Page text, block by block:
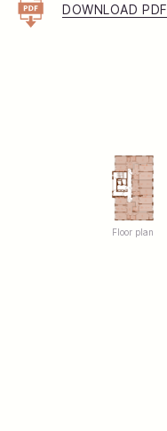
Floor plan
DOWNLOAD PDF